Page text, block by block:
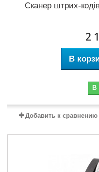
Сканер штрих-
2
В
В
Добавить к сравнению